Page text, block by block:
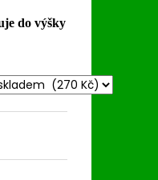
do výšky